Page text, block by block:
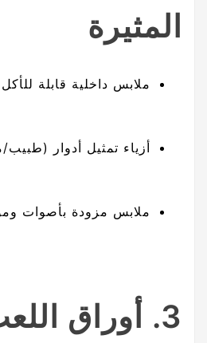
المثيرة
ملابس داخلية قابلة للأكل
أزياء تمثيل أدوار
ملابس مزودة بأصوات
3. أوراق